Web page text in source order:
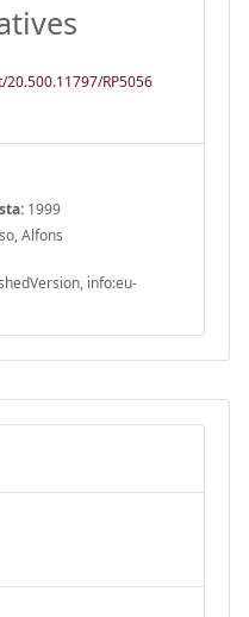
RP5056
1999
Alfons
info:eu-